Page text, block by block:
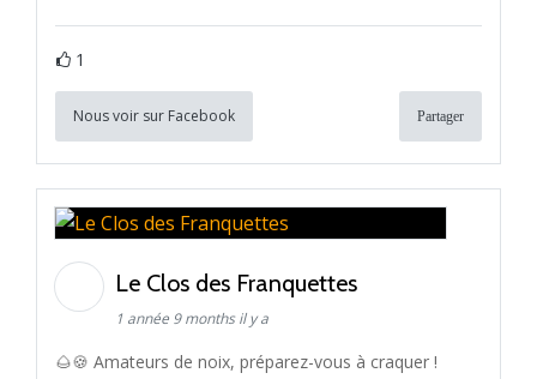
1
Nous voir sur Facebook Partager
Le Clos des Franquettes
1 année 9 months il y a
🌰🍪 Amateurs de noix, préparez-vous à craquer !